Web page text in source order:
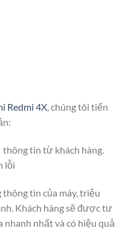
Redmi 4X, chúng tôi tiến
thông tin từ khách hàng.
lỗi
tin của máy, triệu
Khách hàng sẽ được tư
nhất và có hiệu quả